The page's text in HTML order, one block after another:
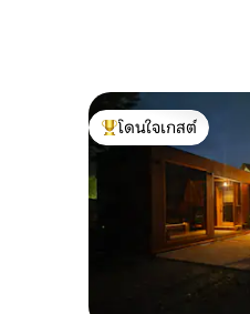
โดนใจเกสต์ที่สุด
โดนใจเกสต์